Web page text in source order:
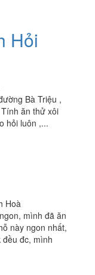
Bà Triệu ,
ăn thử xôi
hỏi luôn ,...